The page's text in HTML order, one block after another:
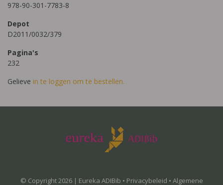
978-90-301-7783-8
Depot
D2011/0032/379
Pagina's
232
Gelieve in te loggen om te bestellen.
© Copyright 2026 | Eureka ADIBib • Privacybeleid • Algemene